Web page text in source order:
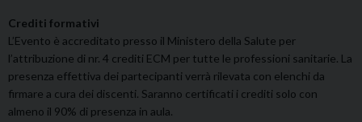
Crediti formativi
L’Evento è accreditato presso il Ministero della Salute per
l’attribuzione di nr. 4 crediti ECM per tutte le professioni sanitarie. La
presenza effettiva dei partecipanti verrà rilevata con elenchi da
firmare a cura dei discenti. Saranno certificati i crediti solo con
almeno il 90% di presenza in aula.